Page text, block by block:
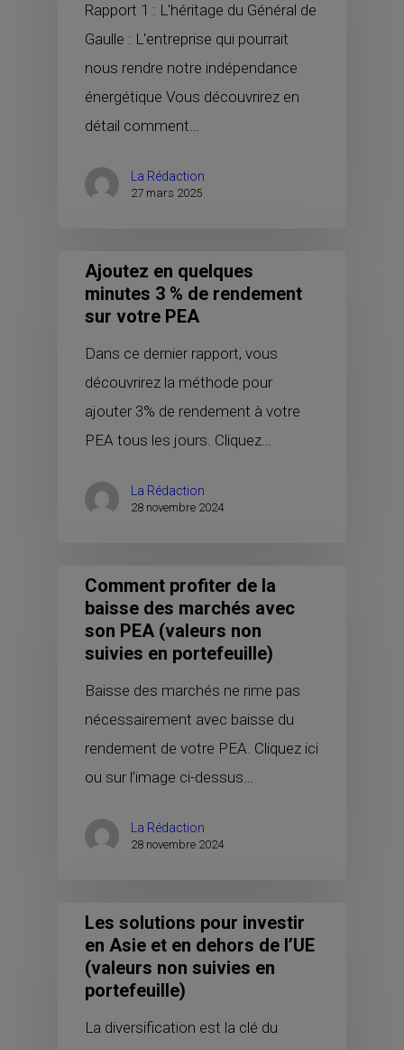
Rapport 1 : L'héritage du Général de
Gaulle : L'entreprise qui pourrait
nous rendre notre indépendance
énergétique Vous découvrirez en
détail comment…
La Rédaction
27 mars 2025
Ajoutez en quelques
minutes 3 % de rendement
sur votre PEA
Dans ce dernier rapport, vous
découvrirez la méthode pour
ajouter 3% de rendement à votre
PEA tous les jours. Cliquez…
La Rédaction
28 novembre 2024
Comment profiter de la
baisse des marchés avec
son PEA (valeurs non
suivies en portefeuille)
Baisse des marchés ne rime pas
nécessairement avec baisse du
rendement de votre PEA. Cliquez ici
ou sur l’image ci-dessus…
La Rédaction
28 novembre 2024
Les solutions pour investir
en Asie et en dehors de l’UE
(valeurs non suivies en
portefeuille)
La diversification est la clé du